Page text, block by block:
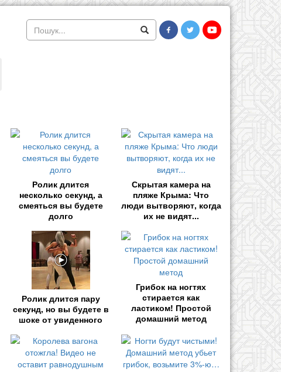
Ролик длится
несколько секунд, а
смеяться вы будете
долго
Скрытая камера на
пляже Крыма: Что
люди вытворяют, когда
их не видят...
Ролик длится пару
секунд, но вы будете в
шоке от увиденного
Грибок на ногтях
стирается как
ластиком! Простой
домашний метод